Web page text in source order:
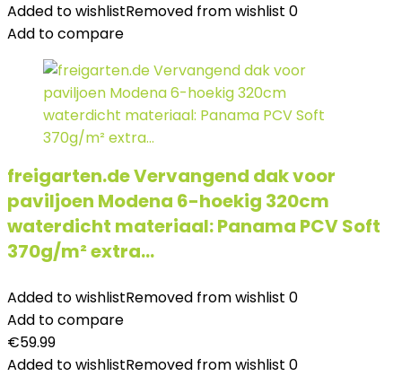
Added to wishlistRemoved from wishlist 0
Add to compare
freigarten.de Vervangend dak voor
paviljoen Modena 6-hoekig 320cm
waterdicht materiaal: Panama PCV Soft
370g/m² extra…
Added to wishlistRemoved from wishlist 0
Add to compare
€59.99
Added to wishlistRemoved from wishlist 0